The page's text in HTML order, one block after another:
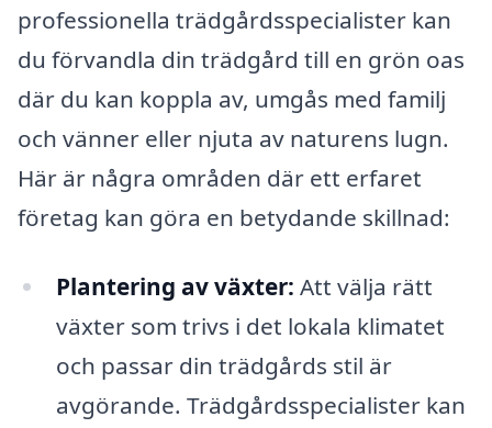
professionella trädgårdsspecialister kan
du förvandla din trädgård till en grön oas
där du kan koppla av, umgås med familj
och vänner eller njuta av naturens lugn.
Här är några områden där ett erfaret
företag kan göra en betydande skillnad:
Plantering av växter: Att välja rätt
växter som trivs i det lokala klimatet
och passar din trädgårds stil är
avgörande. Trädgårdsspecialister kan